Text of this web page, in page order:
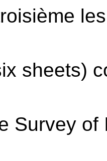
sheets)
Survey of